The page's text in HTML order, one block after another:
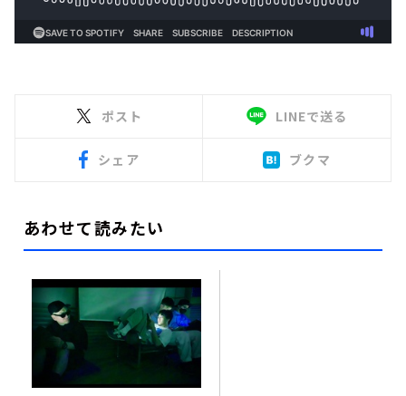
ポスト LINEで送る
シェア ブクマ
あわせて読みたい